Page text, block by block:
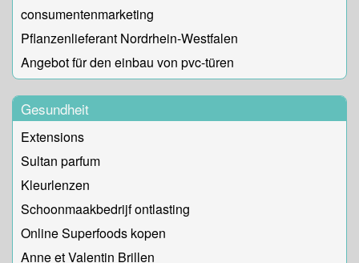
consumentenmarketing
Pflanzenlieferant Nordrhein-Westfalen
Angebot für den einbau von pvc-türen
Gesundheit
Extensions
Sultan parfum
Kleurlenzen
Schoonmaakbedrijf ontlasting
Online Superfoods kopen
Anne et Valentin Brillen